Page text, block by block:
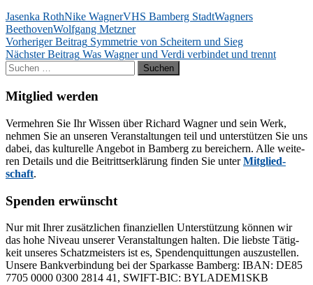
Jasenka RothNike WagnerVHS Bamberg StadtWagners
BeethovenWolfgang Metzner
Beitragsnavigation
Vorheriger Beitrag Symmetrie von Scheitern und Sieg
Nächster Beitrag Was Wagner und Verdi verbindet und trennt
Suchen
nach:
Mitglied werden
Ver­meh­ren Sie Ihr Wis­sen über Ri­chard Wag­ner und sein Werk,
neh­men Sie an un­se­ren Ver­an­stal­tun­gen teil und un­ter­stüt­zen Sie uns
da­bei, das kul­tu­rel­le An­ge­bot in Bam­berg zu be­rei­chern. Alle wei­te­
ren De­tails und die Bei­tritts­er­klä­rung fin­den Sie un­terMit­glied­
schaft.
Spenden erwünscht
Nur mit Ih­rer zu­sätz­li­chen fi­nan­zi­el­len Un­ter­stüt­zung kön­nen wir
das hohe Ni­veau un­se­rer Ver­an­stal­tun­gen hal­ten. Die liebs­te Tä­tig­
keit un­se­res Schatz­meis­ters ist es, Spen­den­quit­tun­gen aus­zu­stel­len.
Un­se­re Bank­ver­bin­dung bei der Spar­kas­se Bam­berg: IBAN: DE85
7705 0000 0300 2814 41, SWIFT-BIC: BYLADEM1SKB